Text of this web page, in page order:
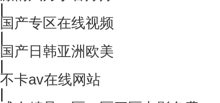
|
国产专区在线视频
|
国产日韩亚洲欧美
|
不卡av在线网站
|